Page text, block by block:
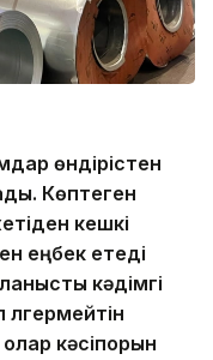
өндірістен
Көптеген
кешкі
еңбек етеді
кәдімгі
кәсіпорын